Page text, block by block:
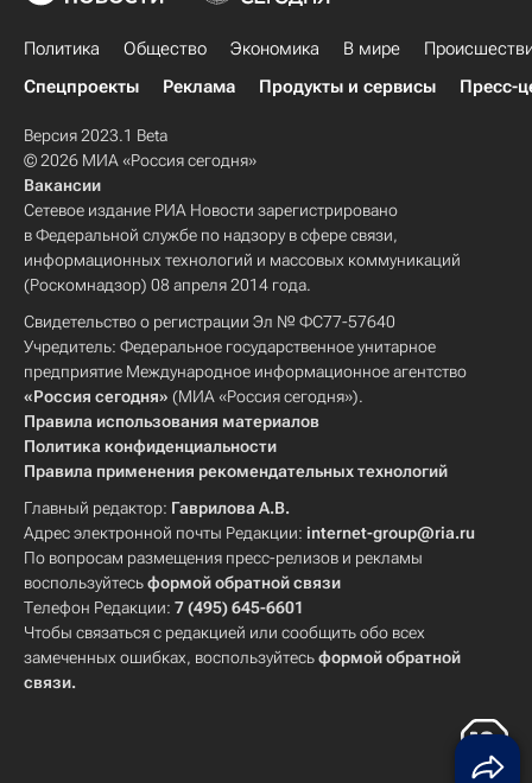
Политика Общество Экономика В мире
Спецпроекты
Реклама Продукты и сервисы Пресс-
Версия 2023.1 Beta
© 2026 МИА «Россия сегодня»
Вакансии
Сетевое издание РИА Новости зарегистрировано
в Федеральной службе по надзору в сфере связи,
информационных технологий и массовых коммуникаций
(Роскомнадзор) 08 апреля 2014 года.
Свидетельство о регистрации Эл № ФС77-57640
Учредитель: Федеральное государственное унитарное
предприятие Международное информационное агентство
«Россия сегодня» (МИА «Россия сегодня»).
Правила использования материалов
Политика конфиденциальности
Правила применения рекомендательных технологий
Главный редактор: Гаврилова А.В.
Адрес электронной почты Редакции: internet-group@ria.ru
По вопросам размещения пресс-релизов и рекламы
воспользуйтесьформой обратной связи
Телефон Редакции: 7 (495) 645-6601
Чтобы связаться с редакцией или сообщить обо всех
замеченных ошибках, воспользуйтесьформой обратной
связи.